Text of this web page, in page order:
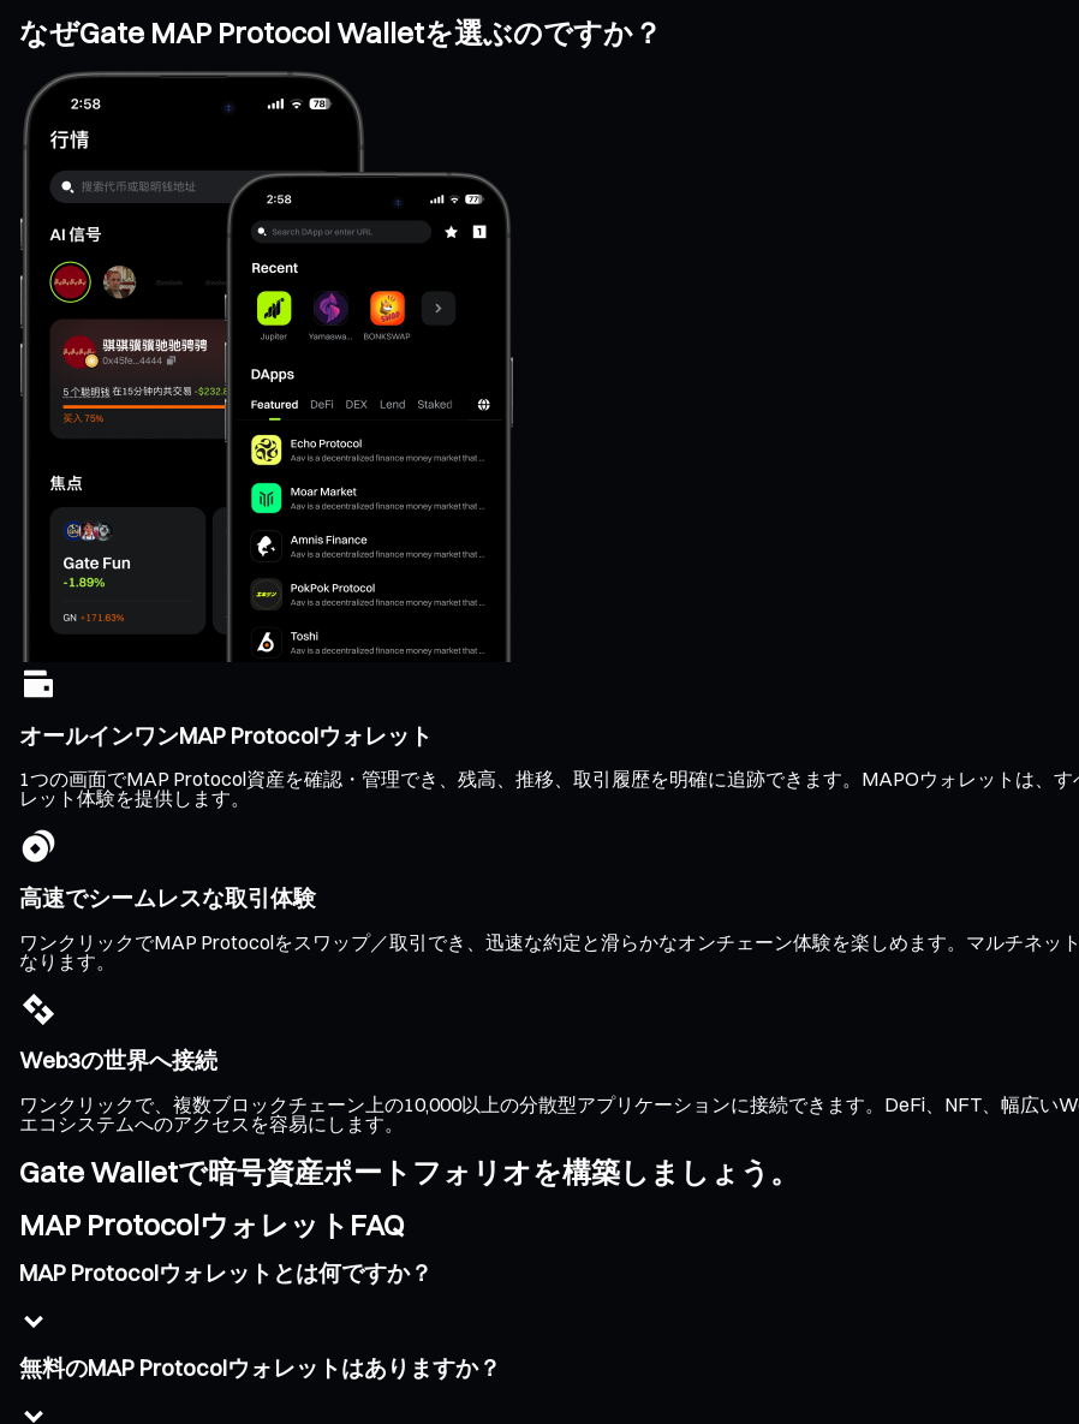
なぜGate MAP Protocol Walletを選ぶのですか？
オールインワンMAP Protocolウォレット
1つの画面でMAP Protocol資産を確認・管理でき、残高、推移、取引履歴を明確に追跡できます。MAPOウォレットは、
レット体験を提供します。
高速でシームレスな取引体験
ワンクリックでMAP Protocolをスワップ／取引でき、迅速な約定と滑らかなオンチェーン体験を楽しめます。マルチネッ
なります。
Web3の世界へ接続
ワンクリックで、複数ブロックチェーン上の10,000以上の分散型アプリケーションに接続できます。DeFi、NFT、幅広い
エコシステムへのアクセスを容易にします。
Gate Walletで暗号資産ポートフォリオを構築しましょう。
MAP ProtocolウォレットFAQ
MAP Protocolウォレットとは何ですか？
無料のMAP Protocolウォレットはありますか？